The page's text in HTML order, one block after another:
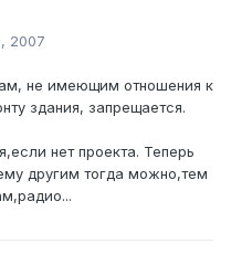
2007
не имеющим отношения к
здания, запрещается.
нет проекта. Теперь
другим тогда можно,тем